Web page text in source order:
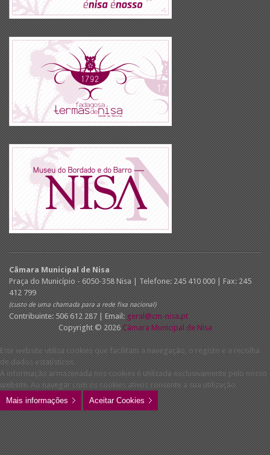
Câmara Municipal de Nisa
Praça do Município - 6050-358 Nisa | Telefone: 245 410 000 | Fax: 245
412 799
(custo de uma chamada para a rede fixa nacional)
Contribuinte: 506 612 287 | Email: geral@cm-nisa.pt
Copyright © 2026 Câmara Municipal de Nisa
Este website utiliza cookies que facilitam a navegação, o registo e a recolha
de dados estatísticos.
A informação armazenada nos cookies é utilizada exclusivamente pelo nosso
website. Ao navegar com os cookies ativos consente a sua utilização.
Mais informações
Aceitar Cookies